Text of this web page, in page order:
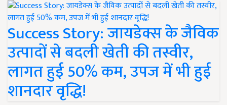
Success Story: जायडेक्स के जैविक
उत्पादों से बदली खेती की तस्वीर,
लागत हुई 50% कम, उपज में भी हुई
शानदार वृद्धि!